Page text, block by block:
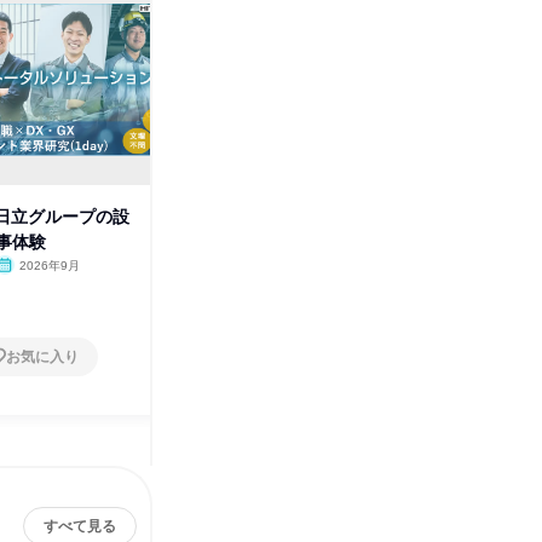
立グループの設
体験
2026年9月
お気に入り
すべて見る